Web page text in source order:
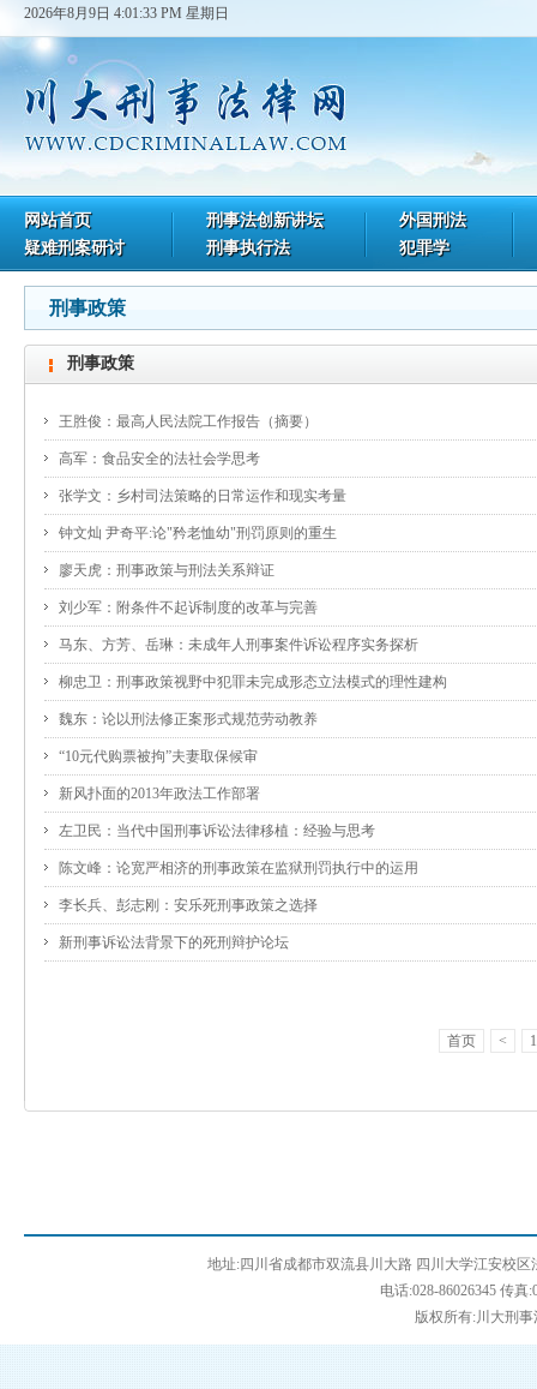
2026年8月9日 4:01:33 PM 星期日
网站首页 刑事法创新讲坛
外国刑法
疑难刑案研讨
刑事执行法 犯罪学
刑事政策
刑事政策
王胜俊：最高人民法院工作报告（摘要）
高军：食品安全的法社会学思考
张学文：乡村司法策略的日常运作和现实考量
钟文灿 尹奇平:论"矜老恤幼"刑罚原则的重生
廖天虎：刑事政策与刑法关系辩证
刘少军：附条件不起诉制度的改革与完善
马东、方芳、岳琳：未成年人刑事案件诉讼程序实务探析
柳忠卫：刑事政策视野中犯罪未完成形态立法模式的理性建构
魏东：论以刑法修正案形式规范劳动教养
“10元代购票被拘”夫妻取保候审
新风扑面的2013年政法工作部署
左卫民：当代中国刑事诉讼法律移植：经验与思考
陈文峰：论宽严相济的刑事政策在监狱刑罚执行中的运用
李长兵、彭志刚：安乐死刑事政策之选择
新刑事诉讼法背景下的死刑辩护论坛
首页 < 1
地址:四川省成都市双流县川大路 四川大学江安校区
电话:028-86026345 传真
版权所有:川大刑